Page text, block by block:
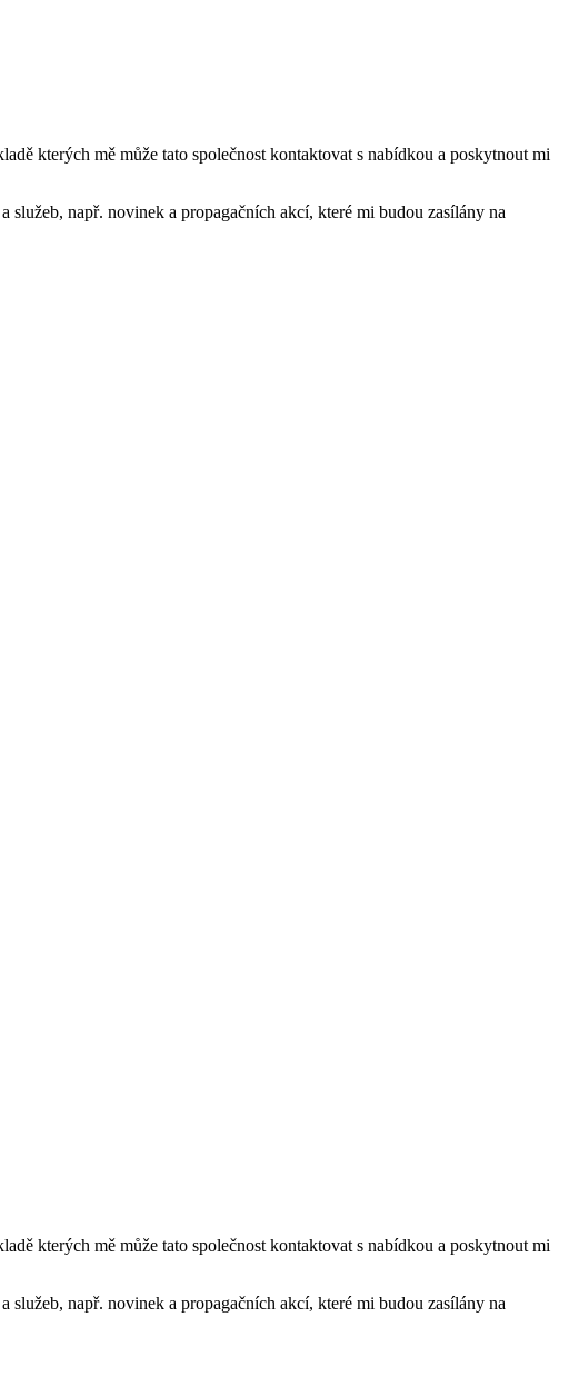
kterých mě může tato společnost kontaktovat s nabídkou a poskytnout mi
např. novinek a propagačních akcí, které mi budou zasílány na
kterých mě může tato společnost kontaktovat s nabídkou a poskytnout mi
např. novinek a propagačních akcí, které mi budou zasílány na